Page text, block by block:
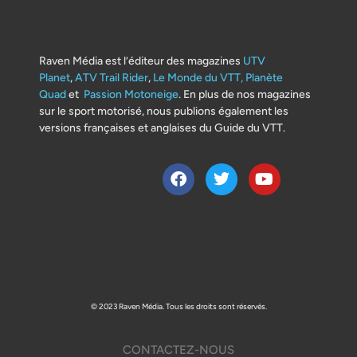
Raven Média est l’éditeur des magazines UTV
Planet,ATV Trail Rider, Le Monde du VTT, Planète
Quadet Passion Motoneige. En plus de nos magazines
sur le sport motorisé, nous publions également les
versions françaises et anglaises du Guide du VTT.
© 2023 Raven Média. Tous les droits sont réservés.
CONTACTEZ-NOUS